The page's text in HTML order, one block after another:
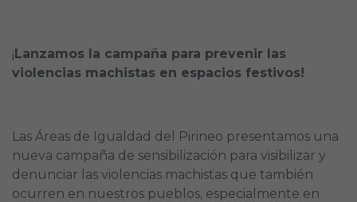
¡Lanzamos la campaña para prevenir las
violencias machistas en espacios festivos!
Las Áreas de Igualdad del Pirineo presentamos una
nueva campaña de sensibilización para visibilizar y
denunciar las violencias machistas que también
ocurren en nuestros pueblos, especialmente en